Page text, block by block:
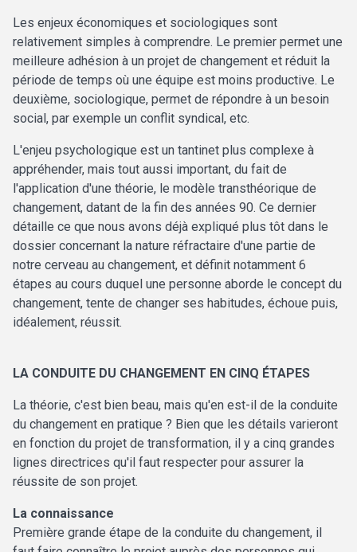
Les enjeux économiques et sociologiques sont
relativement simples à comprendre. Le premier permet une
meilleure adhésion à un projet de changement et réduit la
période de temps où une équipe est moins productive. Le
deuxième, sociologique, permet de répondre à un besoin
social, par exemple un conflit syndical, etc.
L'enjeu psychologique est un tantinet plus complexe à
appréhender, mais tout aussi important, du fait de
l'application d'une théorie, le modèle transthéorique de
changement, datant de la fin des années 90. Ce dernier
détaille ce que nous avons déjà expliqué plus tôt dans le
dossier concernant la nature réfractaire d'une partie de
notre cerveau au changement, et définit notamment 6
étapes au cours duquel une personne aborde le concept du
changement, tente de changer ses habitudes, échoue puis,
idéalement, réussit.
LA CONDUITE DU CHANGEMENT EN CINQ ÉTAPES
La théorie, c'est bien beau, mais qu'en est-il de la conduite
du changement en pratique ? Bien que les détails varieront
en fonction du projet de transformation, il y a cinq grandes
lignes directrices qu'il faut respecter pour assurer la
réussite de son projet.
La connaissance
Première grande étape de la conduite du changement, il